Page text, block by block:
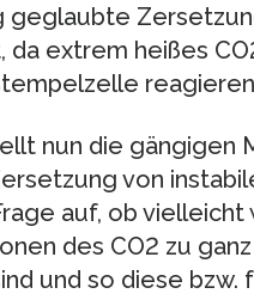
geglaubte
extrem heißes
reagieren
nun die gängigen
von
auf, ob
des CO2 zu
und so diese bzw.